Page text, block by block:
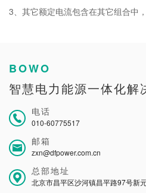
3、其它额定电流包含在其它组合中
BOWO
智慧电力能源一体化解
电话
010-60775517
邮箱
zxn@dfpower.com.cn
总部地址
北京市昌平区沙河镇昌平路97号新